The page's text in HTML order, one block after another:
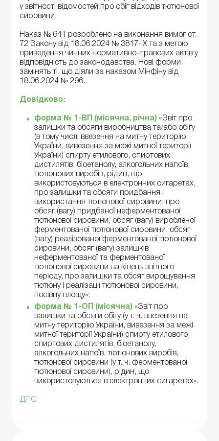
у звітності відомостей про обіг відходів тютюнової
сировини.
Наказ № 641 розроблено на виконання вимог ст.
72 Закону від 18.06.2024 № 3817-ІХ та з метою
приведення чинних нормативно-правових актів у
відповідність до законодавства. Нові форми
замінять ті, що діяли за наказом Мінфіну від
18.06.2024 № 296.
Довідково:
форма № 1-ВП (місячна, річна) «Звіт про
залишки та обсяги виробництва та/або обігу
(в тому числі ввезення на митну територію
України, вивезення за межі митної території
України) спирту етилового, спиртових
дистилятів, біоетанолу, алкогольних напоїв,
тютюнових виробів, рідин, що
використовуються в електронних сигаретах,
про залишки та обсяги придбання і
використання тютюнової сировини, про
обсяг (вагу) придбаної неферментованої
тютюнової сировини, обсяг (вагу) виробленої
ферментованої тютюнової сировини, обсяг
(вагу) реалізованої ферментованої тютюнової
сировини, обсяг (вагу) залишків
неферментованої та ферментованої
тютюнової сировини на кінець звітного
періоду, про залишки та обсяг вирощування
тютюну і реалізації тютюнової сировини,
посівну площу»;
форма № 1-ОП (місячна) «Звіт про
залишки та обсяги обігу (у т. ч. ввезення на
митну територію України, вивезення за межі
митної території України) спирту етилового,
спиртових дистилятів, біоетанолу,
алкогольних напоїв, тютюнових виробів,
тютюнової сировини (у т. ч. ферментованої
тютюнової сировини), рідин, що
використовуються в електронних сигаретах».
ДПС